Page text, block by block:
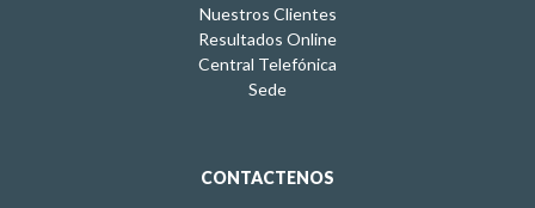
Nuestros Clientes
Resultados Online
Central Telefónica
Sede
CONTACTENOS